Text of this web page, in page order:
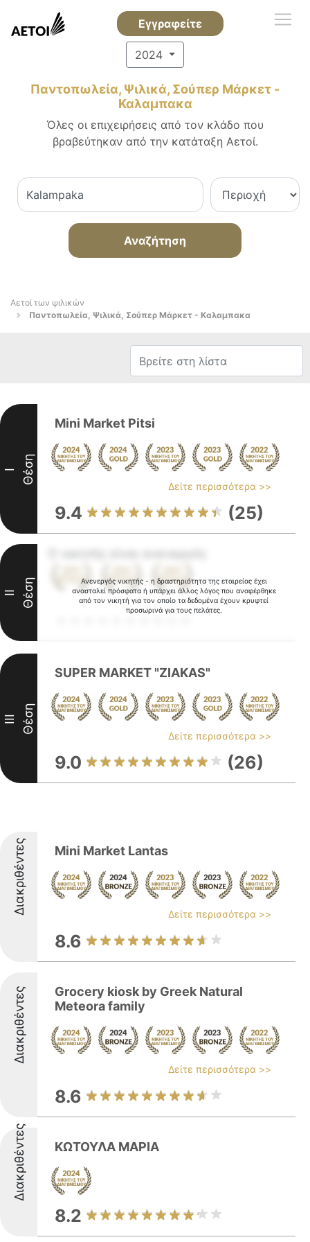
Εγγραφείτε
2024
Παντοπωλεία, Ψιλικά, Σούπερ Μάρκετ -
Καλαμπακα
Όλες οι επιχειρήσεις από τον κλάδο που
βραβεύτηκαν από την κατάταξη Αετοί.
Αναζήτηση
Αετοί των ψιλικών
Παντοπωλεία, Ψιλικά, Σούπερ Μάρκετ - Καλαμπακα
I Θέση
Mini Market Pitsi
Δείτε περισσότερα >>
9.4 (25)
Ανενεργός νικητής - η δραστηριότητα της εταιρείας έχει
ανασταλεί πρόσφατα ή υπάρχει άλλος λόγος που αναφέρθηκε
από τον νικητή για τον οποίο τα δεδομένα έχουν κρυφτεί
προσωρινά για τους πελάτες.
II Θέση
III Θέση
SUPER MARKET "ZIAKAS"
Δείτε περισσότερα >>
9.0 (26)
Διακριθέντες Mini Market Lantas
Δείτε περισσότερα >>
8.6
Διακριθέντες
Grocery kiosk by Greek Natural
Meteora family
Δείτε περισσότερα >>
8.6
Διακριθέντες ΚΩΤΟΥΛΑ ΜΑΡΙΑ
8.2